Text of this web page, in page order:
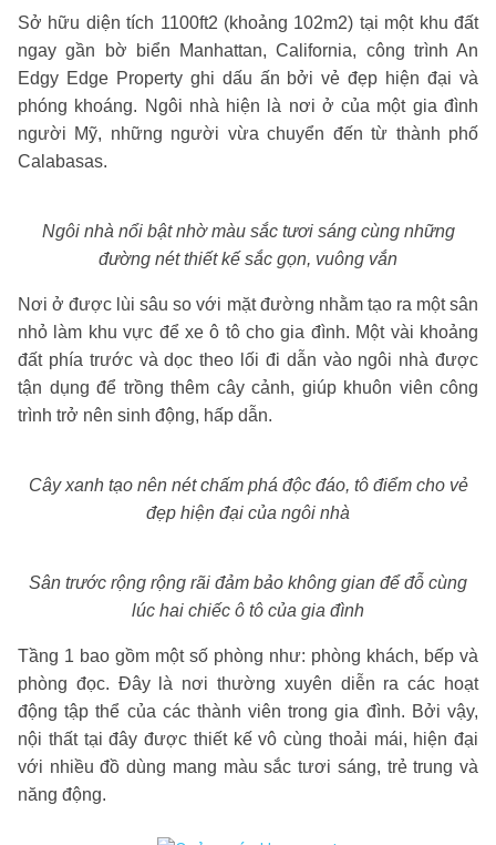
Sở hữu diện tích 1100ft2 (khoảng 102m2) tại một khu đất
ngay gần bờ biển Manhattan, California, công trình An
Edgy Edge Property ghi dấu ấn bởi vẻ đẹp hiện đại và
phóng khoáng. Ngôi nhà hiện là nơi ở của một gia đình
người Mỹ, những người vừa chuyển đến từ thành phố
Calabasas.
Ngôi nhà nổi bật nhờ màu sắc tươi sáng cùng những
đường nét thiết kế sắc gọn, vuông vắn
Nơi ở được lùi sâu so với mặt đường nhằm tạo ra một sân
nhỏ làm khu vực để xe ô tô cho gia đình. Một vài khoảng
đất phía trước và dọc theo lối đi dẫn vào ngôi nhà được
tận dụng để trồng thêm cây cảnh, giúp khuôn viên công
trình trở nên sinh động, hấp dẫn.
Cây xanh tạo nên nét chấm phá độc đáo, tô điểm cho vẻ
đẹp hiện đại của ngôi nhà
Sân trước rộng rộng rãi đảm bảo không gian để đỗ cùng
lúc hai chiếc ô tô của gia đình
Tầng 1 bao gồm một số phòng như: phòng khách, bếp và
phòng đọc. Đây là nơi thường xuyên diễn ra các hoạt
động tập thể của các thành viên trong gia đình. Bởi vậy,
nội thất tại đây được thiết kế vô cùng thoải mái, hiện đại
với nhiều đồ dùng mang màu sắc tươi sáng, trẻ trung và
năng động.